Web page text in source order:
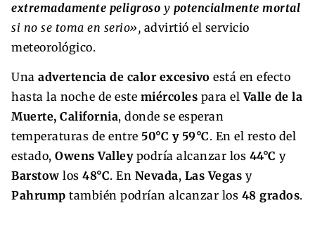
extremadamente peligroso y potencialmente mortal
si no se toma en serio», advirtió el servicio
meteorológico.
Una advertencia de calor excesivo está en efecto
hasta la noche de este miércoles para elValle de la
Muerte, California, donde se esperan
temperaturas de entre 50°C y 59°C. En el resto del
estado, Owens Valleypodría alcanzar los 44°C y
Barstow los 48°C. En Nevada, Las Vegas y
Pahrump también podrían alcanzar los 48 grados.